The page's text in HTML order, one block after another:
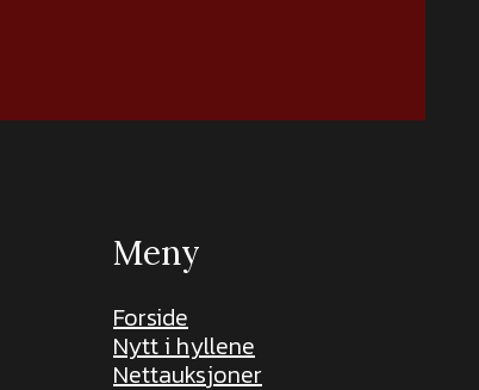
Meny
Forside
Nytt i hyllene
Nettauksjoner